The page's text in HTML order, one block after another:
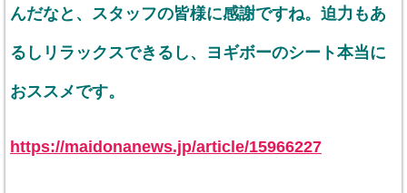
んだなと、スタッフの皆様に感謝ですね。迫力もあ
るしリラックスできるし、ヨギボーのシート本当に
おススメです。
https://maidonanews.jp/article/15966227